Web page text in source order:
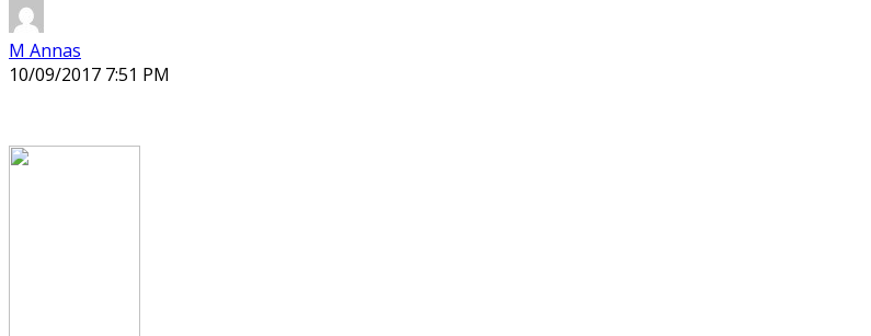
M Annas
10/09/2017 7:51 PM